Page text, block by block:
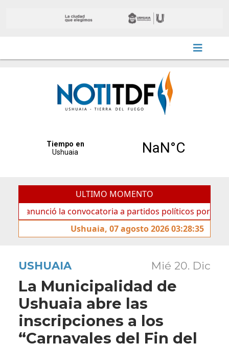
ULTIMO MOMENTO
convocatoria a partidos políticos por «ficha limpia»
Ushuaia, 07 agosto 2026 03:28:35
USHUAIA Mié 20. Dic
La Municipalidad de
Ushuaia abre las
inscripciones a los
“Carnavales del Fin del